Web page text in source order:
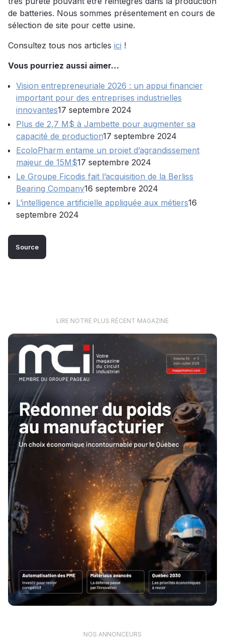
de batteries. Nous sommes présentement en cours de
sélection de site pour cette usine.
Consultez tous nos articles ici !
Vous pourriez aussi aimer…
Vision entrepreneuriale 2026 : un appui financier
important pour des entreprises industrielles
innovantes17 septembre 2024
Plus de 2,7 M$ à Jambette pour augmenter sa
capacité de production17 septembre 2024
EcoloPharm entame un projet d’agrandissement
majeur de 15M$17 septembre 2024
Le Groupe Ficodis fait l’acquisition de la Berliss
Bearing Company16 septembre 2024
L’intelligence artificielle appliquée aux métiers16
septembre 2024
Source
LIRE NOTRE PLUS RÉCENT MAGAZINE
NOS ANNONCEURS